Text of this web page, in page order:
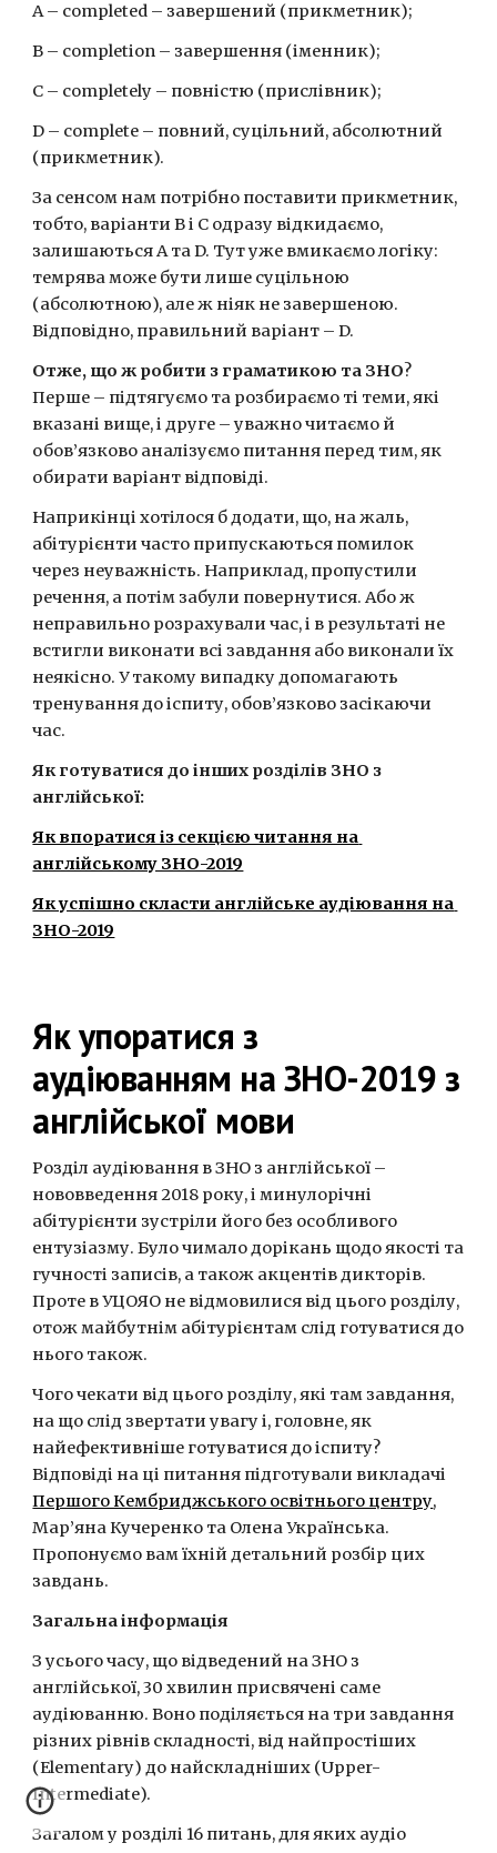
А – completed – завершений (прикметник);
B – completion – завершення (іменник);
C – completely – повністю (прислівник);
D – complete – повний, суцільний, абсолютний
(прикметник).
За сенсом нам потрібно поставити прикметник,
тобто, варіанти В і С одразу відкидаємо,
залишаються А та D. Тут уже вмикаємо логіку:
темрява може бути лише суцільною
(абсолютною), але ж ніяк не завершеною.
Відповідно, правильний варіант – D.
Отже, що ж робити з граматикою та ЗНО?
Перше – підтягуємо та розбираємо ті теми, які
вказані вище, і друге – уважно читаємо й
обов’язково аналізуємо питання перед тим, як
обирати варіант відповіді.
Наприкінці хотілося б додати, що, на жаль,
абітурієнти часто припускаються помилок
через неуважність. Наприклад, пропустили
речення, а потім забули повернутися. Або ж
неправильно розрахували час, і в результаті не
встигли виконати всі завдання або виконали їх
неякісно. У такому випадку допомагають
тренування до іспиту, обов’язково засікаючи
час.
Як готуватися до інших розділів ЗНО з
англійської:
Як впоратися із секцією читання на
англійському ЗНО-2019
Як успішно скласти англійське аудіювання на
ЗНО-2019
Як упоратися з
аудіюванням на ЗНО-2019 з
англійської мови
Розділ аудіювання в ЗНО з англійської –
нововведення 2018 року, і минулорічні
абітурієнти зустріли його без особливого
ентузіазму. Було чимало дорікань щодо якості та
гучності записів, а також акцентів дикторів.
Проте в УЦОЯО не відмовилися від цього розділу,
отож майбутнім абітурієнтам слід готуватися до
нього також.
Чого чекати від цього розділу, які там завдання,
на що слід звертати увагу і, головне, як
найефективніше готуватися до іспиту?
Першого Кембриджського освітнього центру,
Мар’яна Кучеренко та Олена Українська.
Пропонуємо вам їхній детальний розбір цих
завдань.
Загальна інформація
З усього часу, що відведений на ЗНО з
англійської, 30 хвилин присвячені саме
аудіюванню. Воно поділяється на три завдання
різних рівнів складності, від найпростіших
(Elementary) до найскладніших (Upper-
Intermediate).
Загалом у розділі 16 питань, для яких аудіо